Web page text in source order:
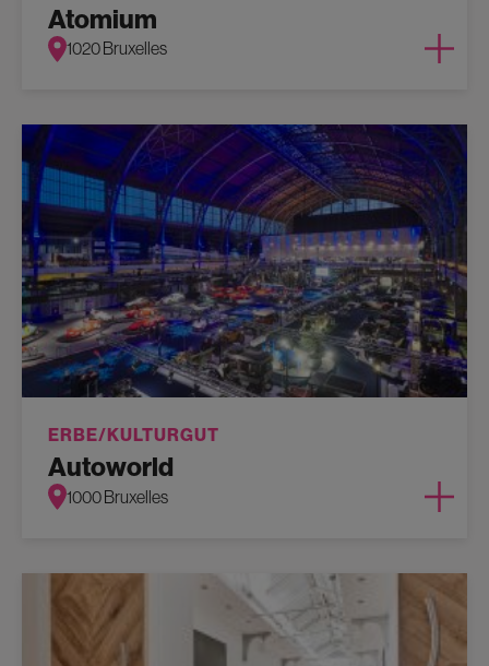
Atomium
1020 Bruxelles
ERBE/KULTURGUT
Autoworld
1000 Bruxelles